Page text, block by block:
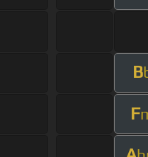
B
F